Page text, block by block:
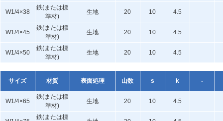
W1/4×38
鉄(または標
準材)
生地 20 10 4.5
W1/4×45
鉄(または標
準材)
生地 20 10 4.5
W1/4×50
鉄(または標
準材)
生地 20 10 4.5
サイズ 材質 表面処理 山数 s k -
W1/4×65
鉄(または標
準材)
生地 20 10 4.5
鉄(または標